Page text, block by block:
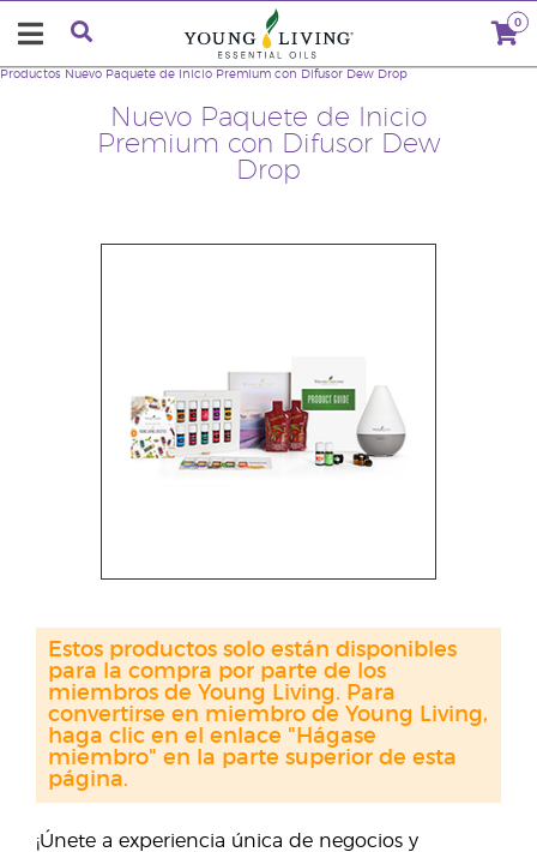
0
Nuevo Paquete de Inicio
Premium con Difusor Dew
Drop
Productos Nuevo Paquete de Inicio Premium con Difusor Dew Drop
¡Únete a experiencia única de negocios y
Estos productos solo están disponibles
para la compra por parte de los
miembros de Young Living. Para
convertirse en miembro de Young Living,
haga clic en el enlace "Hágase
miembro" en la parte superior de esta
página.